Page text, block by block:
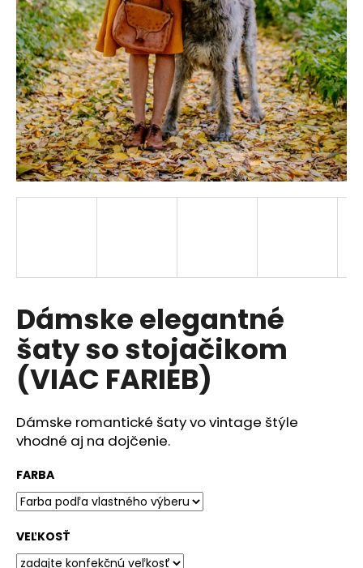
Dámske elegantné
šaty so stojačikom
(VIAC FARIEB)
Dámske romantické šaty vo vintage štýle
vhodné aj na dojčenie.
FARBA
VEĽKOSŤ
á
j
s
ť
?
d
o
r
ú
č
a
m
e
VÝPREDAJ
VZORIEK
56
€
Pôvodne:
75
€